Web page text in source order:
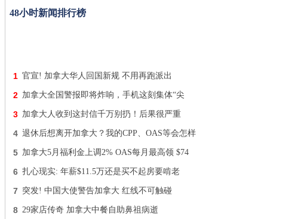
48小时新闻排行榜
1 官宣! 加拿大华人回国新规 不用再跑派出
2 加拿大全国警报即将炸响，手机这刻集体“尖
3 加拿大人收到这封信千万别扔！后果很严重
4 退休后想离开加拿大？我的CPP、OAS等会怎样
5 加拿大5月福利金上调2% OAS每月最高领 $74
6 扎心现实: 年薪$11.5万还是买不起房要啃老
7 突发! 中国大使警告加拿大 红线不可触碰
8 29家店传奇 加拿大中餐自助鼻祖病逝